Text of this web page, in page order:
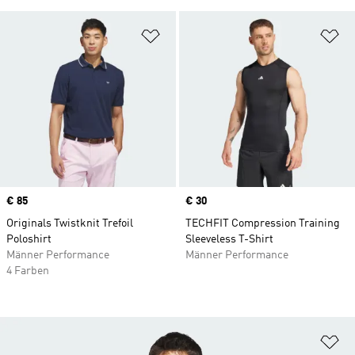
Zur Wunschliste hinzufügen
Price
€ 85
Originals Twistknit Trefoil
Poloshirt
Männer Performance
4 Farben
Price
€ 30
TECHFIT Compression Training
Sleeveless T-Shirt
Männer Performance